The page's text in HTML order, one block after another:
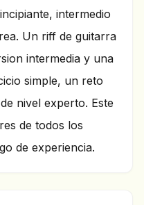
intermedio
Un riff de guitarra
intermedia y una
simple, un reto
nivel experto. Este
de todos los
de experiencia.